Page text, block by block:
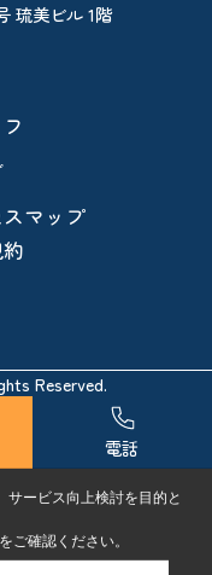
琉美ビル 1階
マップ
Reserved.
電話
サービス向上検討を目的と
をご確認ください。